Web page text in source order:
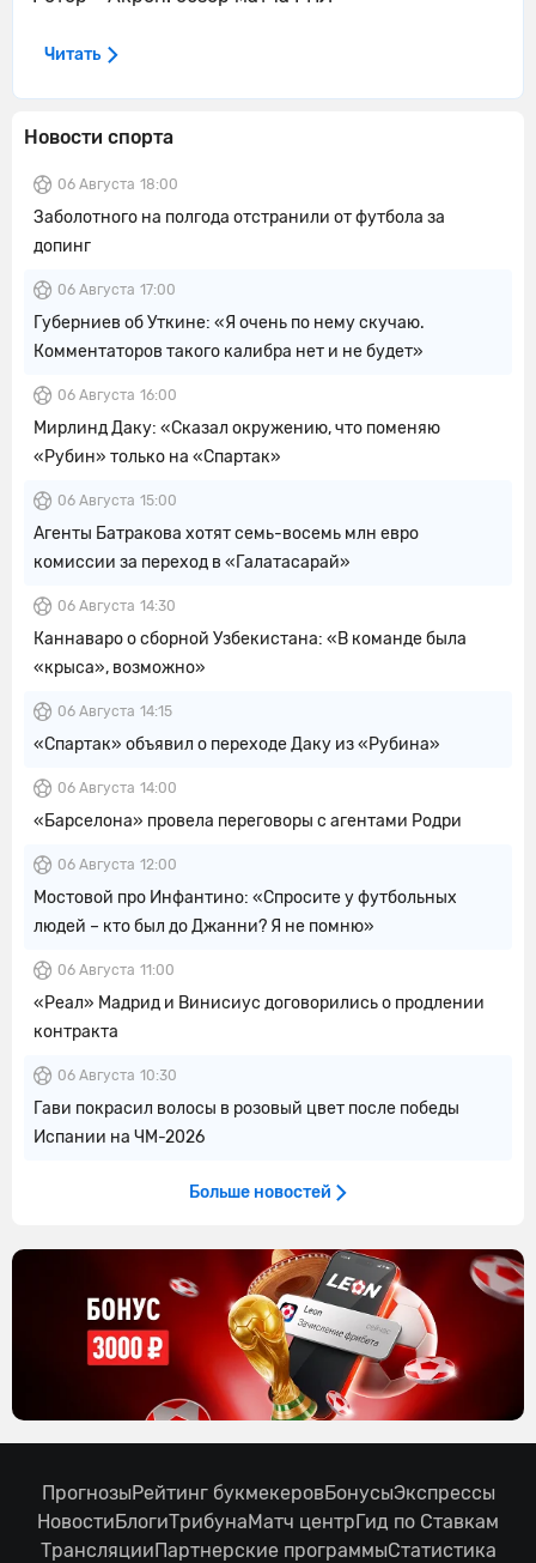
Новости спорта
06 Августа 18:00
Заболотного на полгода отстранили от футбола за
допинг
06 Августа 17:00
Губерниев об Уткине: «Я очень по нему скучаю.
Комментаторов такого калибра нет и не будет»
06 Августа 16:00
Мирлинд Даку: «Сказал окружению, что поменяю
«Рубин» только на «Спартак»
06 Августа 15:00
Агенты Батракова хотят семь-восемь млн евро
комиссии за переход в «Галатасарай»
06 Августа 14:30
Каннаваро о сборной Узбекистана: «В команде была
«крыса», возможно»
06 Августа 14:15
«Спартак» объявил о переходе Даку из «Рубина»
06 Августа 14:00
«Барселона» провела переговоры с агентами Родри
06 Августа 12:00
Мостовой про Инфантино: «Спросите у футбольных
людей – кто был до Джанни? Я не помню»
06 Августа 11:00
«Реал» Мадрид и Винисиус договорились о продлении
контракта
06 Августа 10:30
Гави покрасил волосы в розовый цвет после победы
Испании на ЧМ-2026
Больше новостей
Читать
ПрогнозыРейтинг букмекеровБонусыЭкспрессы
НовостиБлогиТрибунаМатч центрГид по Ставкам
ТрансляцииПартнерские программыСтатистика